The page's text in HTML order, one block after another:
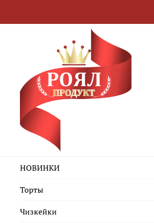
НОВИНКИ
Торты
Чизкейки